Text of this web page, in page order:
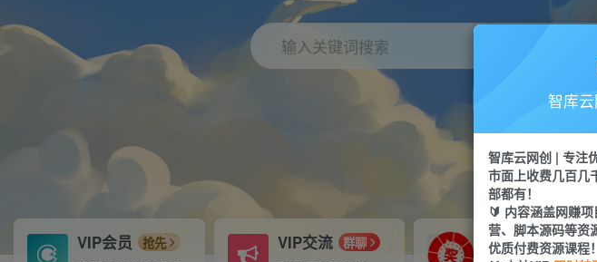
输入关键词搜索
直播
VIP会员 抢先 VIP交流 群聊 VIP推广
70%分佣
智库
智库云网创 | 专注
市面上收费几百几
部都有！
🔰 内容涵盖网赚
营、脚本源码等资
优质付费资源课程！